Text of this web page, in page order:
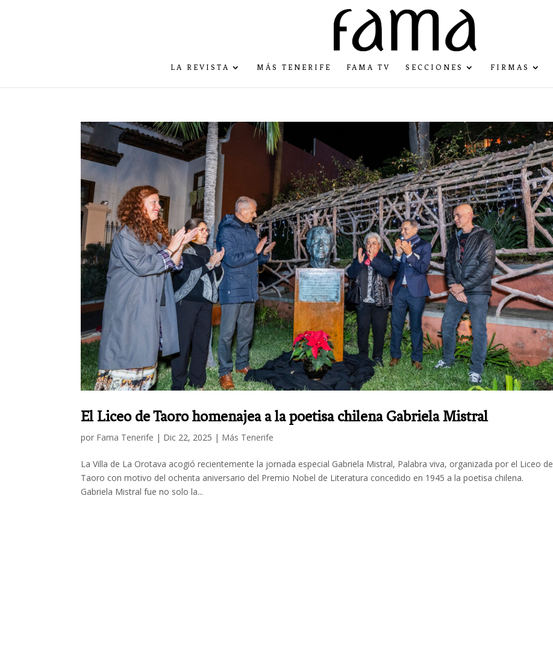
LA REVISTA MÁS TENERIFE FAMA TV SECCIONES FIRMAS
El Liceo de Taoro homenajea a la poetisa chilena Gabriela Mistral
por Fama Tenerife | Dic 22, 2025 | Más Tenerife
La Villa de La Orotava acogió recientemente la jornada especial Gabriela Mistral, Palabra viva, organizada por el Liceo de
Taoro con motivo del ochenta aniversario del Premio Nobel de Literatura concedido en 1945 a la poetisa chilena.
Gabriela Mistral fue no solo la...